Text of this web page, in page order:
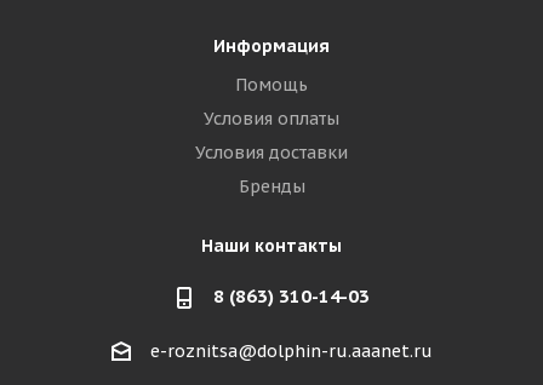
Информация
Помощь
Условия оплаты
Условия доставки
Бренды
Наши контакты
8 (863) 310-14-03
e-roznitsa@dolphin-ru.aaanet.ru